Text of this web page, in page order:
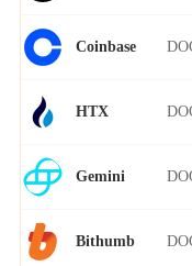
Coinbase
HTX
Gemini
Bithumb